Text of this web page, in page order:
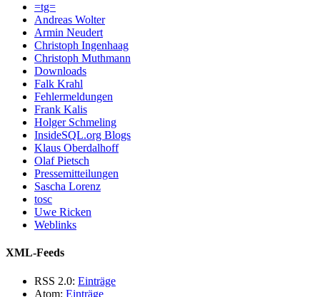
=tg=
Andreas Wolter
Armin Neudert
Christoph Ingenhaag
Christoph Muthmann
Downloads
Falk Krahl
Fehlermeldungen
Frank Kalis
Holger Schmeling
InsideSQL.org Blogs
Klaus Oberdalhoff
Olaf Pietsch
Pressemitteilungen
Sascha Lorenz
tosc
Uwe Ricken
Weblinks
XML-Feeds
RSS 2.0: Einträge
Atom: Einträge